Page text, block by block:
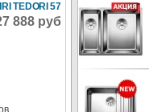
TEDORI 57
888 руб